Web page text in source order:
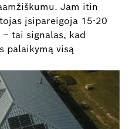
Jam itin
įsipareigoja 15-20
tai signalas, kad
palaikymą visą